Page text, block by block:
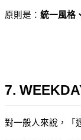
原則是： 統一風格
7.
對一般人來說，「